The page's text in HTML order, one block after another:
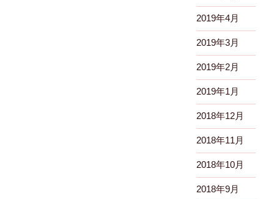
2019年4月
2019年3月
2019年2月
2019年1月
2018年12月
2018年11月
2018年10月
2018年9月